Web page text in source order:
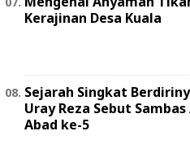
Kerajinan Desa Kuala
Sejarah Singkat
Uray Reza Sebut
Abad ke-5